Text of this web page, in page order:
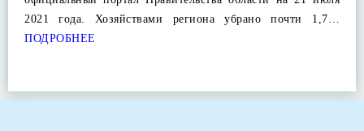
2021 года. Хозяйствами региона убрано почти 1,7…
ПОДРОБНЕЕ